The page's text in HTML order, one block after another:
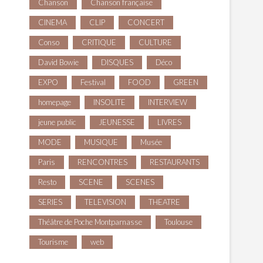
Chanson Chanson française
CINEMA CLIP CONCERT
Conso CRITIQUE CULTURE
David Bowie DISQUES Déco
EXPO Festival FOOD GREEN
homepage INSOLITE INTERVIEW
jeune public JEUNESSE LIVRES
MODE MUSIQUE Musée
Paris RENCONTRES RESTAURANTS
Resto SCENE SCENES
SERIES TELEVISION THEATRE
Théâtre de Poche Montparnasse Toulouse
Tourisme web